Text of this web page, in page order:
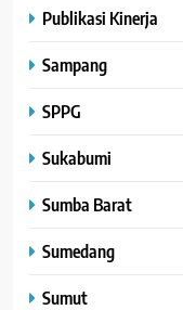
Publikasi Kinerja
Sampang
SPPG
Sukabumi
Sumba Barat
Sumedang
Sumut